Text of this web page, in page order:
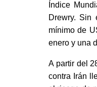
Índice
Drewry. Sin
mínimo de
enero y una
A partir del
contra Irán